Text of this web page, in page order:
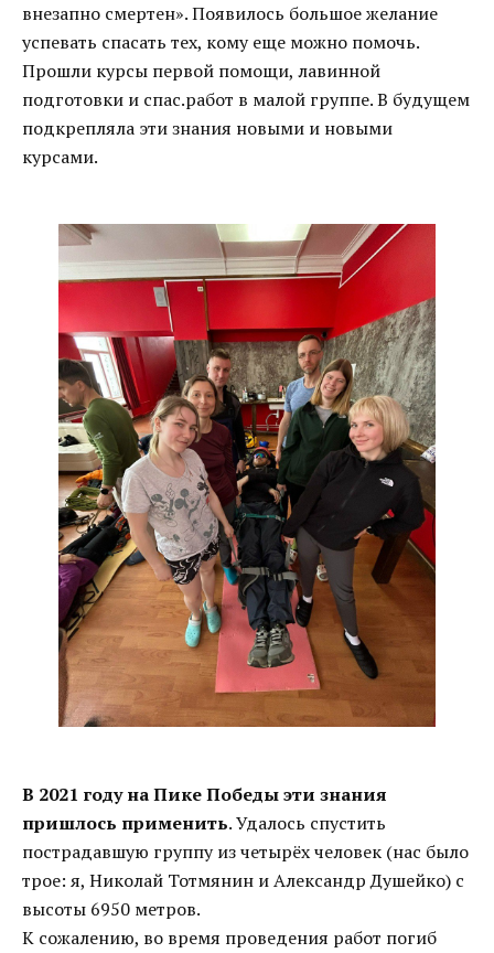
внезапно смертен». Появилось большое желание
успевать спасать тех, кому еще можно помочь.
Прошли курсы первой помощи, лавинной
подготовки и спас.работ в малой группе. В будущем
подкрепляла эти знания новыми и новыми
курсами.
В 2021 году на Пике Победы эти знания
пришлось применить. Удалось спустить
пострадавшую группу из четырёх человек (нас было
трое: я, Николай Тотмянин и Александр Душейко) с
высоты 6950 метров.
К сожалению, во время проведения работ погиб